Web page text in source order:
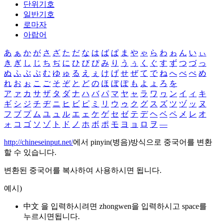
단위기호
일반기호
로마자
아랍어
あ ぁ か が さ ざ た だ な は ば ぱ ま や ゃ ら わ ゎ ん い ぃ
き ぎ し じ ち ぢ に ひ び ぴ み り う ぅ く ぐ す ず つ づ っ
ぬ ふ ぶ ぷ む ゆ ゅ る え ぇ け げ せ ぜ て で ね へ べ ぺ め
れ お ぉ こ ご そ ぞ と ど の ほ ぼ ぽ も よ ょ ろ を
ア ァ カ サ ザ タ ダ ナ ハ バ パ マ ヤ ャ ラ ワ ヮ ン イ ィ キ
ギ シ ジ チ ヂ ニ ヒ ビ ピ ミ リ ウ ゥ ク グ ス ズ ツ ヅ ッ ヌ
フ ブ プ ム ユ ュ ル エ ェ ケ ゲ セ ゼ テ デ ヘ ベ ペ メ レ オ
ォ コ ゴ ソ ゾ ト ド ノ ホ ボ ポ モ ヨ ョ ロ ヲ ―
http://chineseinput.net/에서 pinyin(병음)방식으로 중국어를 변환
할 수 있습니다.
변환된 중국어를 복사하여 사용하시면 됩니다.
예시)
中文 을 입력하시려면 zhongwen을 입력하시고 space를
누르시면됩니다.